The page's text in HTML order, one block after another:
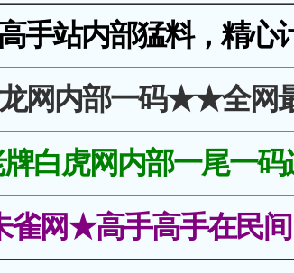
手站内部猛料，精心
网内部一码★★全网
白虎网内部一尾一
雀网★高手高手在民